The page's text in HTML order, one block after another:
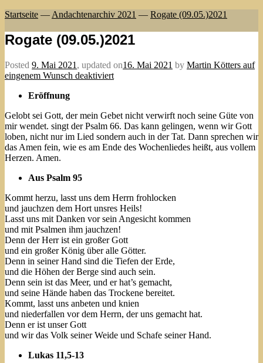
Startseite — Andachtenarchiv 2021 — Rogate (09.05.)2021
Rogate (09.05.)2021
Posted 9. Mai 2021 , updated on16. Mai 2021 by Martin Kötters auf
eingenem Wunsch deaktiviert
Eröffnung
Gelobt sei Gott, der mein Gebet nicht verwirft noch seine Güte von
mir wendet. singt der Psalm 66. Das kann gelingen, wenn wir Gott
loben, nicht nur im Lied sondern auch in der Tat. Dann sprechen wir
das Amen fein, wie es am Ende des Wochenliedes heißt, aus vollem
Herzen. Amen.
Aus Psalm 95
Kommt herzu, lasst uns dem Herrn frohlocken
und jauchzen dem Hort unsres Heils!
Lasst uns mit Danken vor sein Angesicht kommen
und mit Psalmen ihm jauchzen!
Denn der Herr ist ein großer Gott
und ein großer König über alle Götter.
Denn in seiner Hand sind die Tiefen der Erde,
und die Höhen der Berge sind auch sein.
Denn sein ist das Meer, und er hat’s gemacht,
und seine Hände haben das Trockene bereitet.
Kommt, lasst uns anbeten und knien
und niederfallen vor dem Herrn, der uns gemacht hat.
Denn er ist unser Gott
und wir das Volk seiner Weide und Schafe seiner Hand.
Lukas 11,5-13